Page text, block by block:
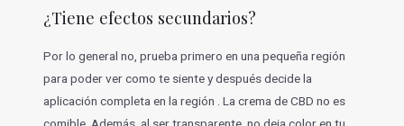
¿Tiene efectos secundarios?
Por lo general no, prueba primero en una pequeña región
para poder ver como te siente y después decide la
aplicación completa en la región . La crema de CBD no es
comible. Además, al ser transparente, no deja color en tu